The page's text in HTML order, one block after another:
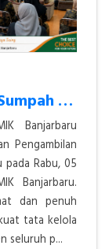
Pelantikan dan Pengambilan Sumpah Jabatan Pejabat STMIK Banjarbaru Ber
Banjarbaru
Pengambilan
pada Rabu, 05
Banjarbaru.
dan penuh
tata kelola
seluruh p...